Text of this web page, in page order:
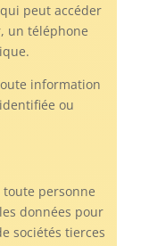
peut accéder
un téléphone
information
ou
personne
données pour
sociétés tierces